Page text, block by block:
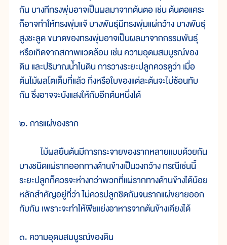
กัน บางทีทรงพุ่มอาจเป็นผลมาจากต้นตอ เช่น ต้นตอแคระ
ก็อาจทำให้ทรงพุ่มแจ้ บางพันธุ์มีทรงพุ่มแผ่กว้าง บางพันธุ์
สูงชะลูด ขนาดของทรงพุ่มอาจเป็นผลมาจากกรรมพันธุ์
หรือเกิดจากสภาพแวดล้อม เช่น ความอุดมสมบูรณ์ของ
ดิน และปริมาณน้ำในดิน การวางระยะปลูกควรดูว่า เมื่อ
ต้นไม้ผลโตเต็มที่แล้ว กิ่งหรือใบของแต่ละต้นจะไม่ซ้อนทับ
กัน ซึ่งอาจจะบังแสงให้กับอีกต้นหนึ่งได้
๒. การแผ่ของราก
ไม้ผลยืนต้นมีการกระจายของรากหลายแบบด้วยกัน
บางชนิดแผ่รากออกทางด้านข้างเป็นวงกว้าง กรณีเช่นนี้
ระยะปลูกก็ควรจะห่างกว่าพวกที่แผ่รากทางด้านข้างได้น้อย
หลักสำคัญอยู่ที่ว่า ไม่ควรปลูกชิดกันจนรากแผ่ขยายออก
ทับกัน เพราะจะทำให้พืชแย่งอาหารจากต้นข้างเคียงได้
๓. ความอุดมสมบูรณ์ของดิน